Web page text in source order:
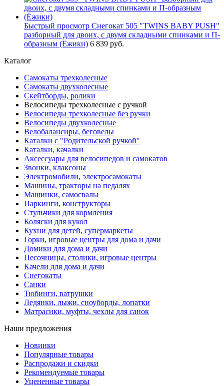
Быстрый просмотр Снегокат 505 "TWINS BABY PUSH"
разборный для двоих, с двумя складными спинками и П-
образным (Ёжики) 6 839 руб.
Каталог
Самокаты трехколесные
Самокаты двухколесные
Скейтборды, ролики
Велосипеды трехколесные с ручкой
Велосипеды трехколесные без ручки
Велосипеды двухколесные
Велобалансиры, беговелы
Каталки с "Родительской ручкой"
Каталки, качалки
Аксессуары для велосипедов и самокатов
Звонки, клаксоны
Электромобили, электросамокаты
Машины, тракторы на педалях
Машинки, самосвалы
Паркинги, конструкторы
Стульчики для кормления
Коляски для кукол
Кухни для детей, супермаркеты
Горки, игровые центры для дома и дачи
Домики для дома и дачи
Песочницы, столики, игровые центры
Качели для дома и дачи
Снегокаты
Санки
Тюбинги, ватрушки
Ледянки, лыжи, сноуборды, лопатки
Матрасики, муфты, чехлы для санок
Наши предложения
Новинки
Популярные товары
Распродажи и скидки
Рекомендуемые товары
Уцененные товары